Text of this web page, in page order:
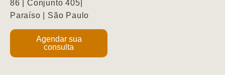
86 | Conjunto 405|
Paraíso | São Paulo
Agendar sua
consulta